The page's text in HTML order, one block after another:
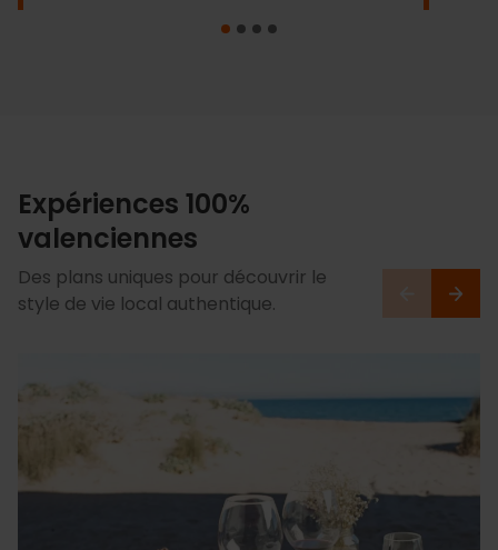
Expériences 100%
valenciennes
Des plans uniques pour découvrir le
style de vie local authentique.